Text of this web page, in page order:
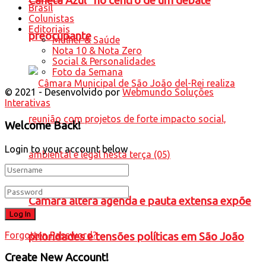
preocupante
Câmara altera agenda e pauta extensa expõe
prioridades e tensões políticas em São João
Brasil
Colunistas
Editoriais
Mulher & Saúde
Nota 10 & Nota Zero
Social & Personalidades
Foto da Semana
© 2021 - Desenvolvido por Webmundo Soluções
Interativas
Welcome Back!
Login to your account below
Forgotten Password?
Create New Account!